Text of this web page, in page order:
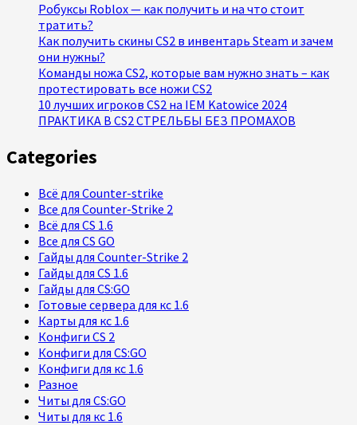
Робуксы Roblox — как получить и на что стоит
тратить?
Как получить скины CS2 в инвентарь Steam и зачем
они нужны?
Команды ножа CS2, которые вам нужно знать – как
протестировать все ножи CS2
10 лучших игроков CS2 на IEM Katowice 2024
ПРАКТИКА В CS2 СТРЕЛЬБЫ БЕЗ ПРОМАХОВ
Categories
Всё для Counter-strike
Все для Counter-Strike 2
Всё для CS 1.6
Все для CS GO
Гайды для Counter-Strike 2
Гайды для CS 1.6
Гайды для CS:GO
Готовые сервера для кс 1.6
Карты для кс 1.6
Конфиги CS 2
Конфиги для CS:GO
Конфиги для кс 1.6
Разное
Читы для CS:GO
Читы для кс 1.6